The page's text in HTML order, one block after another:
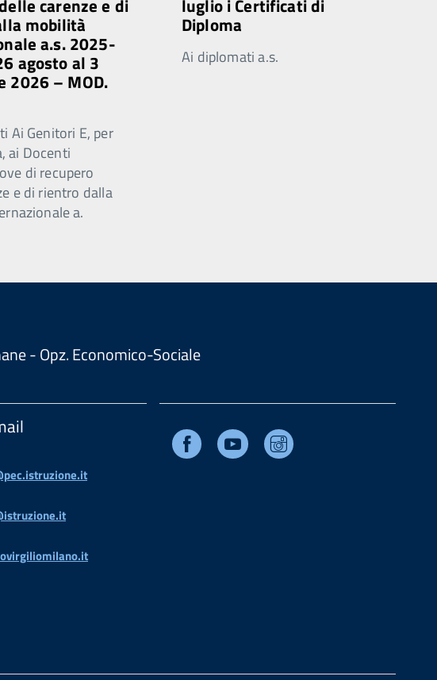
carenze e di
mobilità
a.s. 2025-
agosto al 3
2026 – MOD.
Ai Genitori E, per
ai Docenti
di recupero
e di rientro dalla
a.
luglio i Certificati di
Diploma
Ai diplomati a.s.
- Opz. Economico-Sociale
Facebook Youtube